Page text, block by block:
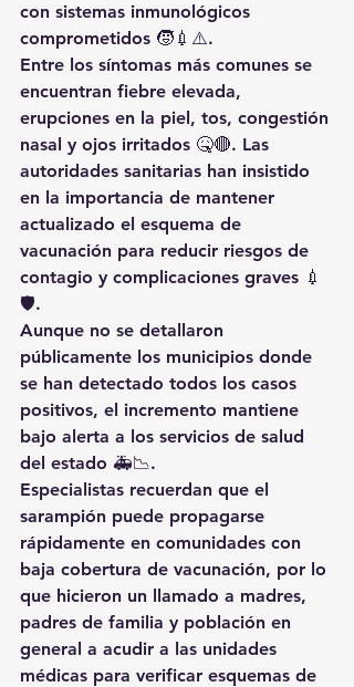
con sistemas inmunológicos
comprometidos 🧒💉⚠️.
Entre los síntomas más comunes se
encuentran fiebre elevada,
erupciones en la piel, tos, congestión
nasal y ojos irritados 🤒🔴. Las
autoridades sanitarias han insistido
en la importancia de mantener
actualizado el esquema de
vacunación para reducir riesgos de
contagio y complicaciones graves 💉
🛡️.
Aunque no se detallaron
públicamente los municipios donde
se han detectado todos los casos
positivos, el incremento mantiene
bajo alerta a los servicios de salud
del estado 🚑📉.
Especialistas recuerdan que el
sarampión puede propagarse
rápidamente en comunidades con
baja cobertura de vacunación, por lo
que hicieron un llamado a madres,
padres de familia y población en
general a acudir a las unidades
médicas para verificar esquemas de